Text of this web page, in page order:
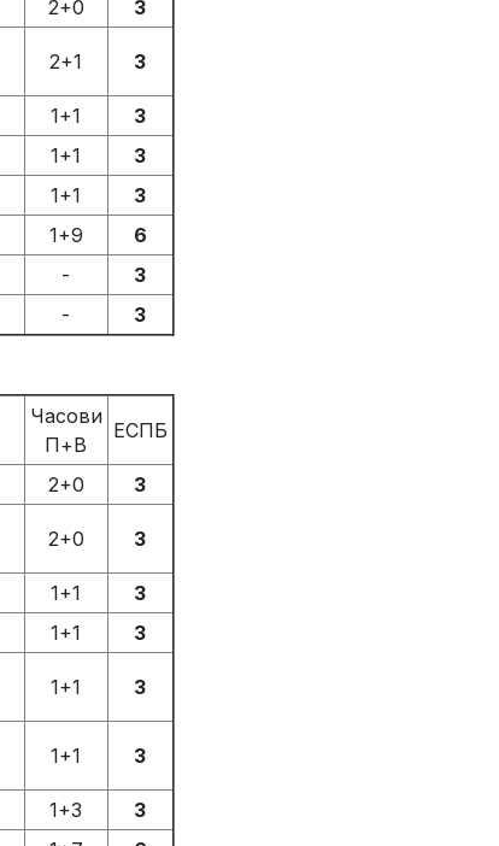
2+0 3
2+1 3
1+1
3
1+1
3
1+1
3
1+9
6
-
3
- 3
Часови
П+В
ЕСПБ
2+0 3
2+0 3
1+1
3
1+1 3
1+1 3
1+1 3
1+3
3